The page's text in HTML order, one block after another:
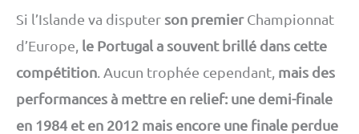
Si l’Islande va disputer son premierChampionnat
d’Europe, le Portugal a souvent brillé dans cette
compétition . Aucun trophée cependant, mais des
performances à mettre en relief: une demi-finale
en 1984 et en 2012 mais encore une finale perdue